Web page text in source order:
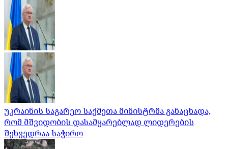
უკრაინის საგარეო საქმეთა მინისტრმა განაცხადა,
რომ მშვიდობის დასამყარებლად ლიდერების
შეხვედრაა საჭირო